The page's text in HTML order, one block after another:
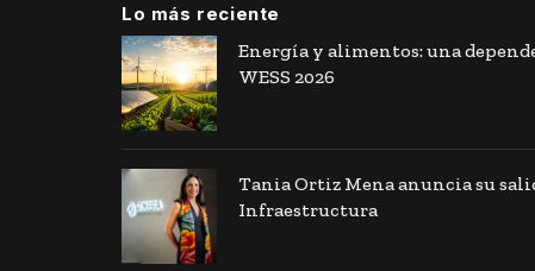
Lo más reciente
Energía y alimentos: una
WESS 2026
Tania Ortiz Mena anuncia su
Infraestructura